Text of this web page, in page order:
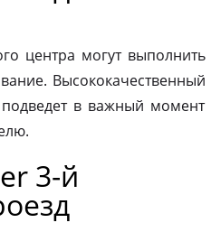
центра могут
в важный момент
3-й